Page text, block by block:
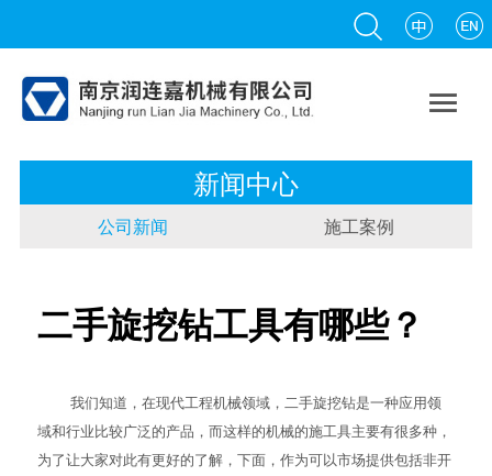

新闻中心
公司新闻 施工案例
二手旋挖钻工具有哪些？
我们知道，在现代工程机械领域，二手旋挖钻是一种应用领
域和行业比较广泛的产品，而这样的机械的施工具主要有很多种，
为了让大家对此有更好的了解，下面，作为可以市场提供包括非开